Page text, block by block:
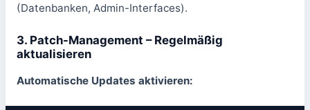
(Datenbanken, Admin-Interfaces).
3. Patch-Management – Regelmäßig
aktualisieren
Automatische Updates aktivieren: